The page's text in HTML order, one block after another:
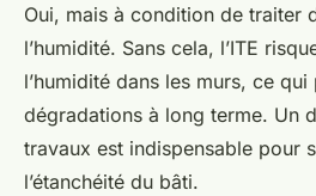
Oui, mais à condition de traiter
l’humidité. Sans cela, l’ITE
l’humidité dans les murs, ce
dégradations à long terme. Un
travaux est indispensable pour
l’étanchéité du bâti.